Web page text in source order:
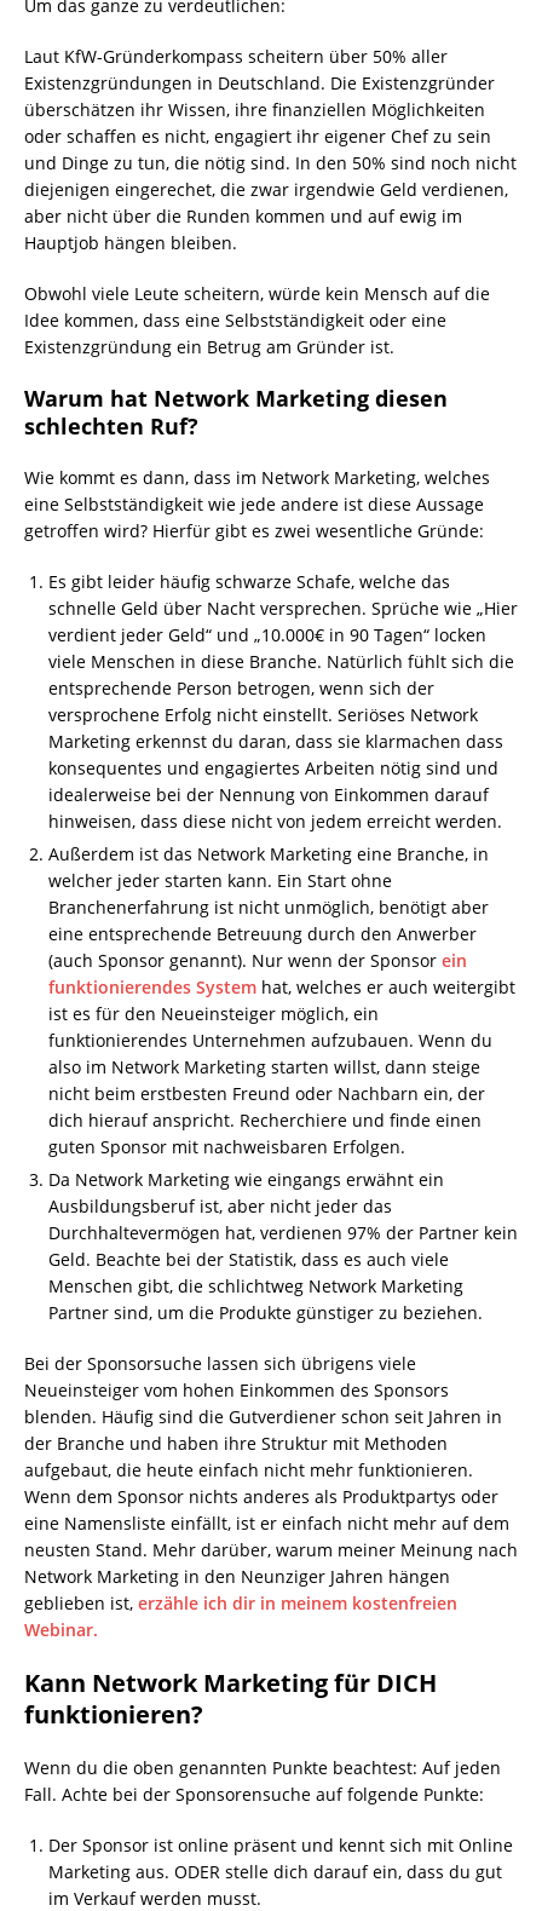
Um das ganze zu verdeutlichen:
Laut KfW-Gründerkompass scheitern über 50% aller
Existenzgründungen in Deutschland. Die Existenzgründer
überschätzen ihr Wissen, ihre finanziellen Möglichkeiten
oder schaffen es nicht, engagiert ihr eigener Chef zu sein
und Dinge zu tun, die nötig sind. In den 50% sind noch nicht
diejenigen eingerechet, die zwar irgendwie Geld verdienen,
aber nicht über die Runden kommen und auf ewig im
Hauptjob hängen bleiben.
Obwohl viele Leute scheitern, würde kein Mensch auf die
Idee kommen, dass eine Selbstständigkeit oder eine
Existenzgründung ein Betrug am Gründer ist.
Warum hat Network Marketing diesen
schlechten Ruf?
Wie kommt es dann, dass im Network Marketing, welches
eine Selbstständigkeit wie jede andere ist diese Aussage
getroffen wird? Hierfür gibt es zwei wesentliche Gründe:
Es gibt leider häufig schwarze Schafe, welche das
schnelle Geld über Nacht versprechen. Sprüche wie „Hier
verdient jeder Geld“ und „10.000€ in 90 Tagen“ locken
viele Menschen in diese Branche. Natürlich fühlt sich die
entsprechende Person betrogen, wenn sich der
versprochene Erfolg nicht einstellt. Seriöses Network
Marketing erkennst du daran, dass sie klarmachen dass
konsequentes und engagiertes Arbeiten nötig sind und
idealerweise bei der Nennung von Einkommen darauf
hinweisen, dass diese nicht von jedem erreicht werden.
Außerdem ist das Network Marketing eine Branche, in
welcher jeder starten kann. Ein Start ohne
Branchenerfahrung ist nicht unmöglich, benötigt aber
eine entsprechende Betreuung durch den Anwerber
(auch Sponsor genannt). Nur wenn der Sponsor ein
funktionierendes System hat, welches er auch weitergibt
ist es für den Neueinsteiger möglich, ein
funktionierendes Unternehmen aufzubauen. Wenn du
also im Network Marketing starten willst, dann steige
nicht beim erstbesten Freund oder Nachbarn ein, der
dich hierauf anspricht. Recherchiere und finde einen
guten Sponsor mit nachweisbaren Erfolgen.
Da Network Marketing wie eingangs erwähnt ein
Ausbildungsberuf ist, aber nicht jeder das
Durchhaltevermögen hat, verdienen 97% der Partner kein
Geld. Beachte bei der Statistik, dass es auch viele
Menschen gibt, die schlichtweg Network Marketing
Partner sind, um die Produkte günstiger zu beziehen.
Bei der Sponsorsuche lassen sich übrigens viele
Neueinsteiger vom hohen Einkommen des Sponsors
blenden. Häufig sind die Gutverdiener schon seit Jahren in
der Branche und haben ihre Struktur mit Methoden
aufgebaut, die heute einfach nicht mehr funktionieren.
Wenn dem Sponsor nichts anderes als Produktpartys oder
eine Namensliste einfällt, ist er einfach nicht mehr auf dem
neusten Stand. Mehr darüber, warum meiner Meinung nach
Network Marketing in den Neunziger Jahren hängen
geblieben ist, erzähle ich dir in meinem kostenfreien
Webinar.
Kann Network Marketing für DICH
funktionieren?
Wenn du die oben genannten Punkte beachtest: Auf jeden
Fall. Achte bei der Sponsorensuche auf folgende Punkte:
Der Sponsor ist online präsent und kennt sich mit Online
Marketing aus. ODER stelle dich darauf ein, dass du gut
im Verkauf werden musst.